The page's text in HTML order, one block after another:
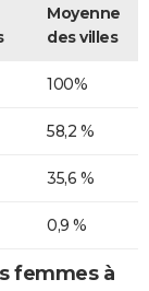
Moyenne
des villes
100%
58,2 %
35,6 %
0,9 %
femmes à